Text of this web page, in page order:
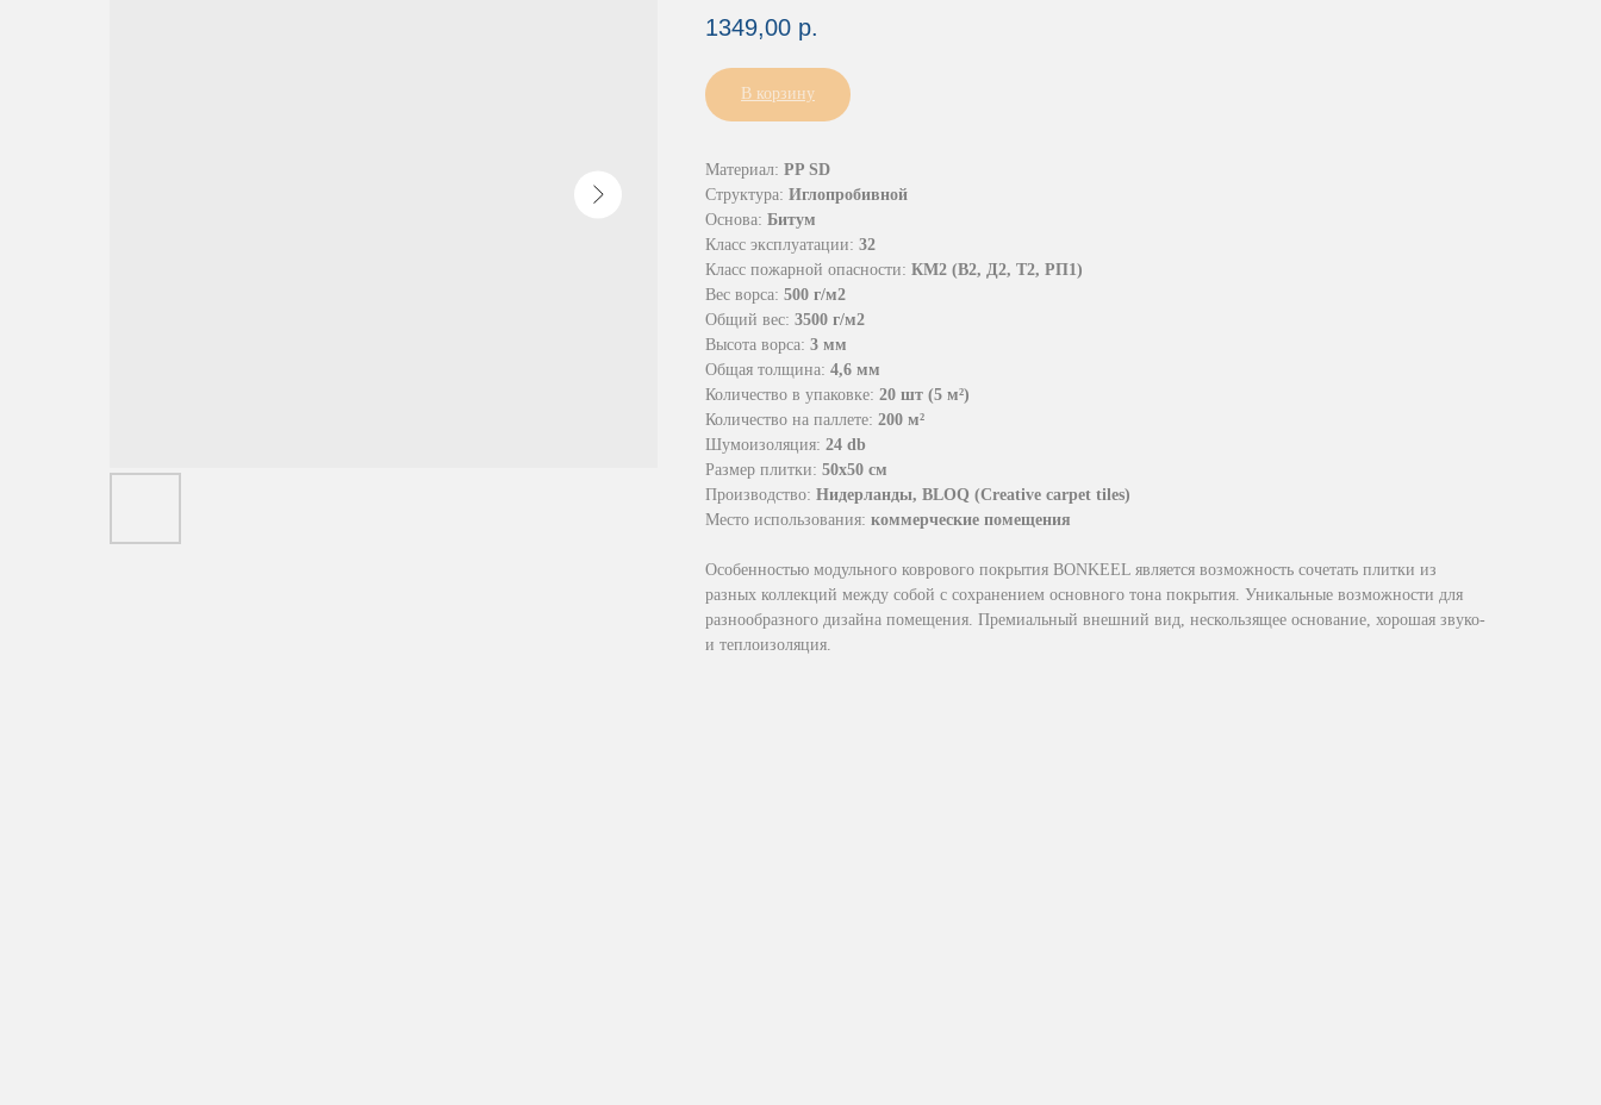
1349,00 р.
В корзину
Материал: PP SD
Структура: Иглопробивной
Основа: Битум
Класс эксплуатации: 32
Класс пожарной опасности: КМ2 (В2, Д2, Т2, РП1)
Вес ворса: 500 г/м2
Общий вес: 3500 г/м2
Высота ворса: 3 мм
Общая толщина: 4,6 мм
Количество в упаковке: 20 шт (5 м²)
Количество на паллете: 200 м²
Шумоизоляция: 24 db
Размер плитки: 50х50 см
Производство: Нидерланды, BLOQ (Creative carpet tiles)
Место использования: коммерческие помещения
Особенностью модульного коврового покрытия BONKEEL является возможность сочетать плитки из
разных коллекций между собой с сохранением основного тона покрытия. Уникальные возможности для
разнообразного дизайна помещения. Премиальный внешний вид, нескользящее основание, хорошая звуко-
и теплоизоляция.